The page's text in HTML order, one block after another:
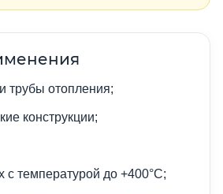
трубы отопления;
конструкции;
с температурой до +400°C;